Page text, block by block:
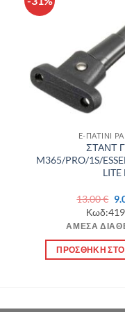
E-ΠΑΤΙΝΙ
ΣΤΑΝΤ
M365/PRO/1S/
LITE
13.00€
ΆΜΕΣΑ
ΠΡΟΣΘΉΚΗ ΣΤΟ